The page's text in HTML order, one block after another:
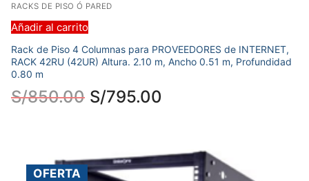
RACKS DE PISO Ó PARED
Añadir al carrito
Rack de Piso 4 Columnas para PROVEEDORES de INTERNET,
RACK 42RU (42UR) Altura. 2.10 m, Ancho 0.51 m, Profundidad
0.80 m
S/850.00 S/795.00
OFERTA